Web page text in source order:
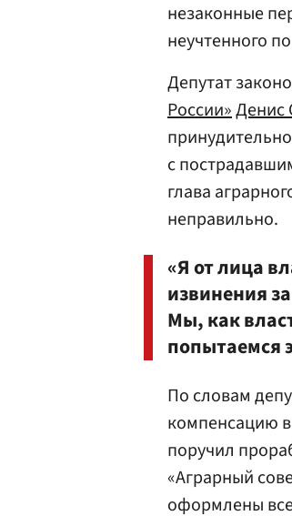
незаконные
неучтенного
Депутат
России»Денис
с
глава
неправильно.
«Я от лица
извинения
Мы, как
попытаемся
По словам
компенсацию
поручил
«Аграрный
оформлены